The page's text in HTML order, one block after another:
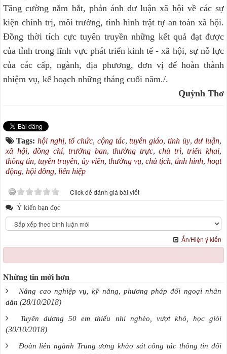
Tăng cường nắm bắt, phản ánh dư luận xã hội về các sự
kiện chính trị, môi trường, tình hình trật tự an toàn xã hội.
Đồng thời tích cực tuyên truyền những kết quả đạt được
của tỉnh trong lĩnh vực phát triển kinh tế - xã hội, sự nỗ lực
của các cấp, ngành, địa phương, đơn vị để hoàn thành
nhiệm vụ, kế hoạch những tháng cuối năm./.
Quỳnh Thơ
Tags: hội nghị,tổ chức, cộng tác,tuyên giáo, tỉnh ủy,dư luận,
xã hội,đồng chí,trưởng ban,thường trực,chủ trì,triển khai,
thông tin, tuyên truyền, ủy viên, thường vụ, chủ tịch, tình hình, hoạt
động, hội đồng, liên hiệp
Click để đánh giá bài viết
Ý kiến bạn đọc
Ẩn/Hiện ý kiến
Những tin mới hơn
Nâng cao nghiệp vụ, kỹ năng, phương pháp đối ngoại nhân
dân (28/10/2018)
Tuyên dương 50 em thiếu nhi nghèo, vượt khó, học giỏi
(30/10/2018)
Đoàn liên ngành Trung ương khảo sát công tác thông tin đối